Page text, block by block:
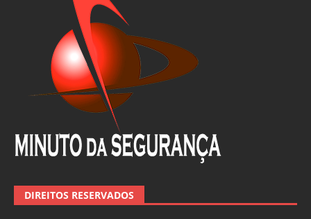
DIREITOS RESERVADOS